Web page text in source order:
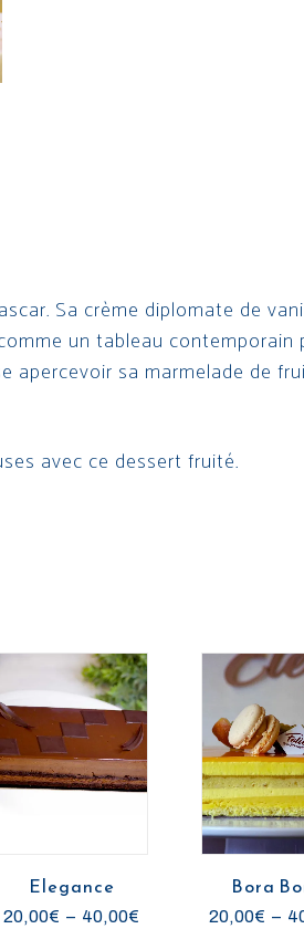
Sa crème diplomate de
un tableau contemporain
apercevoir sa marmelade de
avec ce dessert fruité.
Elegance
20,00€ – 40,00€
Bora
20,00€ –